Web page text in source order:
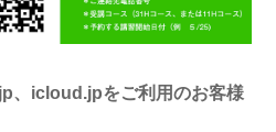
、icloud.jpをご利用のお客様